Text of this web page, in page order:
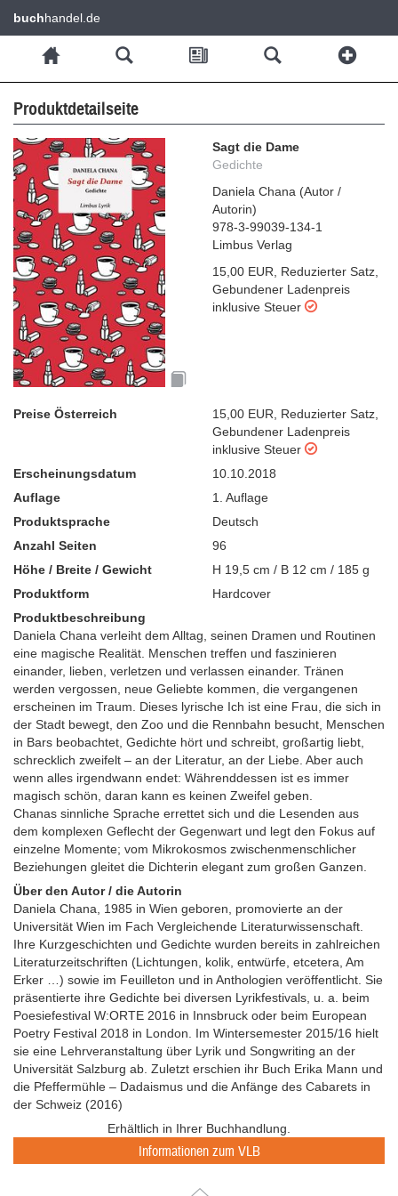
buchhandel.de
Produktdetailseite
Sagt die Dame
Gedichte
Daniela Chana (Autor /
Autorin)
978-3-99039-134-1
Limbus Verlag
15,00 EUR
Reduzierter Satz
Gebundener Ladenpreis
inklusive Steuer
Preise Österreich 15,00 EUR, Reduzierter Satz,
Gebundener Ladenpreis
inklusive Steuer
Erscheinungsdatum
10.10.2018
Auflage
1. Auflage
Produktsprache
Deutsch
Anzahl Seiten
96
Höhe / Breite / Gewicht
H 19,5 cm / B 12 cm / 185 g
Produktform
Hardcover
Produktbeschreibung
Daniela Chana verleiht dem Alltag, seinen Dramen und Routinen
eine magische Realität. Menschen treffen und faszinieren
einander, lieben, verletzen und verlassen einander. Tränen
werden vergossen, neue Geliebte kommen, die vergangenen
erscheinen im Traum. Dieses lyrische Ich ist eine Frau, die sich in
der Stadt bewegt, den Zoo und die Rennbahn besucht, Menschen
in Bars beobachtet, Gedichte hört und schreibt, großartig liebt,
schrecklich zweifelt – an der Literatur, an der Liebe. Aber auch
wenn alles irgendwann endet: Währenddessen ist es immer
magisch schön, daran kann es keinen Zweifel geben.
Chanas sinnliche Sprache errettet sich und die Lesenden aus
dem komplexen Geflecht der Gegenwart und legt den Fokus auf
einzelne Momente; vom Mikrokosmos zwischenmenschlicher
Beziehungen gleitet die Dichterin elegant zum großen Ganzen.
Über den Autor / die Autorin
Daniela Chana, 1985 in Wien geboren, promovierte an der
Universität Wien im Fach Vergleichende Literaturwissenschaft.
Ihre Kurzgeschichten und Gedichte wurden bereits in zahlreichen
Literaturzeitschriften (Lichtungen, kolik, entwürfe, etcetera, Am
Erker …) sowie im Feuilleton und in Anthologien veröffentlicht. Sie
präsentierte ihre Gedichte bei diversen Lyrikfestivals, u. a. beim
Poesiefestival W:ORTE 2016 in Innsbruck oder beim European
Poetry Festival 2018 in London. Im Wintersemester 2015/16 hielt
sie eine Lehrveranstaltung über Lyrik und Songwriting an der
Universität Salzburg ab. Zuletzt erschien ihr Buch Erika Mann und
die Pfeffermühle – Dadaismus und die Anfänge des Cabarets in
der Schweiz (2016)
Erhältlich in Ihrer Buchhandlung.
Informationen zum VLB